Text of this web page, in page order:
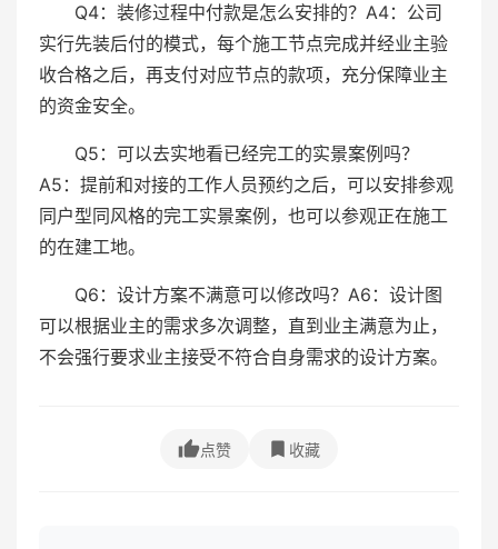
Q4：装修过程中付款是怎么安排的？A4：公司
实行先装后付的模式，每个施工节点完成并经业主验
收合格之后，再支付对应节点的款项，充分保障业主
的资金安全。
Q5：可以去实地看已经完工的实景案例吗？
A5：提前和对接的工作人员预约之后，可以安排参观
同户型同风格的完工实景案例，也可以参观正在施工
的在建工地。
Q6：设计方案不满意可以修改吗？A6：设计图
可以根据业主的需求多次调整，直到业主满意为止，
不会强行要求业主接受不符合自身需求的设计方案。
点赞 收藏